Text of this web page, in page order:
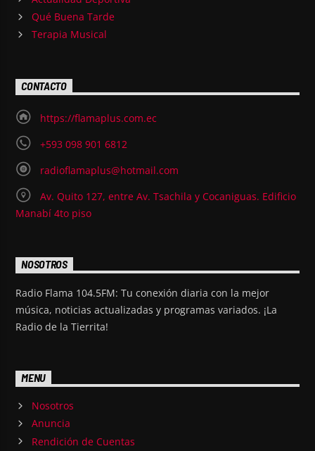
Qué Buena Tarde
Terapia Musical
CONTACTO
https://flamaplus.com.ec
+593 098 901 6812
radioflamaplus@hotmail.com
Av. Quito 127, entre Av. Tsachila y Cocaniguas. Edificio
Manabí 4to piso
NOSOTROS
Radio Flama 104.5FM: Tu conexión diaria con la mejor
música, noticias actualizadas y programas variados. ¡La
Radio de la Tierrita!
MENU
Nosotros
Anuncia
Rendición de Cuentas